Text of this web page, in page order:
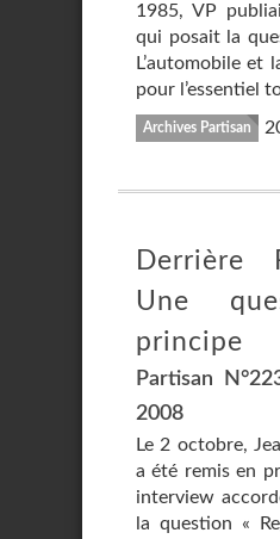
1985, VP
qui posait la
L’automobile et
pour l’essentiel
Archives Partisan
Derrière
Une
principe
Partisan
2008
Le 2 octobre,
a été remis en
interview
la question «